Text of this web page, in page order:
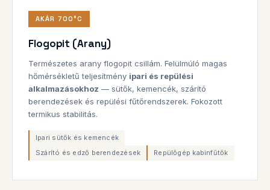
AKÁR 700°C
Flogopit (Arany)
Természetes arany flogopit csillám. Felülmúló magas
hőmérsékletű teljesítmény ipari és repülési
alkalmazásokhoz — sütők, kemencék, szárító
berendezések és repülési fűtőrendszerek. Fokozott
termikus stabilitás.
Ipari sütők és kemencék
Szárító és edző berendezések
Repülőgép kabinfűtők